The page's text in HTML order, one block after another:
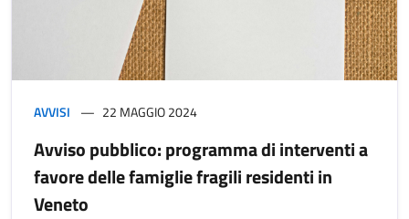
AVVISI 22 MAGGIO 2024
Avviso pubblico: programma di interventi a
favore delle famiglie fragili residenti in
Veneto